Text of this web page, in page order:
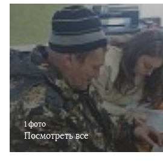
1 фото
Посмотреть все